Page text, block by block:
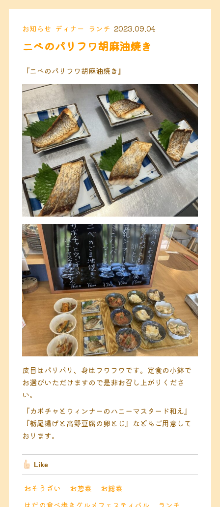
お知らせ ディナー ランチ 2023.09.04
ニベのパリフワ胡麻油焼き
『ニベのパリフワ胡麻油焼き』
皮目はパリパリ、身はフワフワです。定食の小鉢で
お選びいただけますので是非お召し上がりくださ
い。
『カボチャとウィンナーのハニーマスタード和え』
『栃尾揚げと高野豆腐の卵とじ』などもご用意して
おります。
Like
おそうざい お惣菜
お総菜
はだの食べ歩きグルメフェスティバル
ランチ